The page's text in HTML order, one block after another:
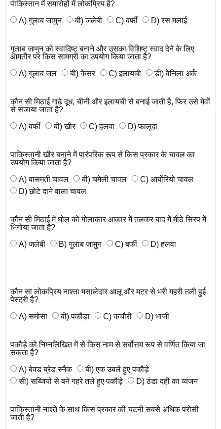
पाकिस्तान में समारोहों में लोकप्रिय है?
A) गुलाब जामुन
बी) जलेबी C) बर्फी D) रस मलाई
गुलाब जामुन को स्वादिष्ट बनाने और उसका विशिष्ट स्वाद देने के लिए
आमतौर पर किस सामग्री का उपयोग किया जाता है?
A) गुलाब जल
बी) केसर C) इलायची डी) वेनिला अर्क
कौन सी मिठाई गाढ़े दूध, चीनी और इलायची से बनाई जाती है, फिर उसे मेवों
से सजाया जाता है?
A) बर्फी
बी) खीर C) हलवा D) फालूदा
पाकिस्तानी खीर बनाने में पारंपरिक रूप से किस प्रकार के चावल का
उपयोग किया जाता है?
A) बासमती चावल
बी) चमेली चावल
C) आर्बोरियो चावल
D) छोटे दाने वाला चावल
कौन सी मिठाई में घोल को गोलाकार आकार में तलकर बाद में मीठे सिरप में
भिगोया जाता है?
A) जलेबी
B) गुलाब जामुन C) बर्फी D) हलवा
कौन सा लोकप्रिय नाश्ता मसालेदार आलू और मटर से भरी गहरी तली हुई
पेस्ट्री है?
A) समोसा
बी) पकौड़ा C) कचौरी D) भाजी
पकौड़े को निम्नलिखित में से किस नाम से सर्वोत्तम रूप से वर्णित किया जा
सकता है?
A) बेक्ड ब्रेड स्नैक
बी) एक उबले हुए पकौड़े
सी) सब्जियों से बने गहरे तले हुए पकौड़े
D) ठंडा दही का व्यंजन
पाकिस्तानी नाश्ते के साथ किस प्रकार की चटनी सबसे अधिक परोसी
जाती है?